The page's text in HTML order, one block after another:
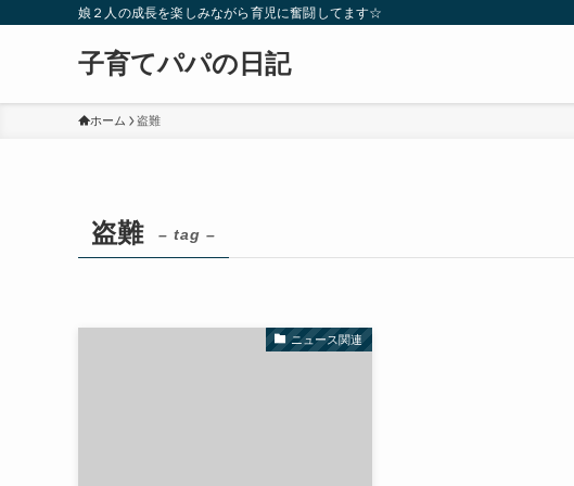
娘２人の成長を楽しみながら育児に奮闘してます☆
子育てパパの日記
ホーム 盗難
盗難 – tag –
ニュース関連